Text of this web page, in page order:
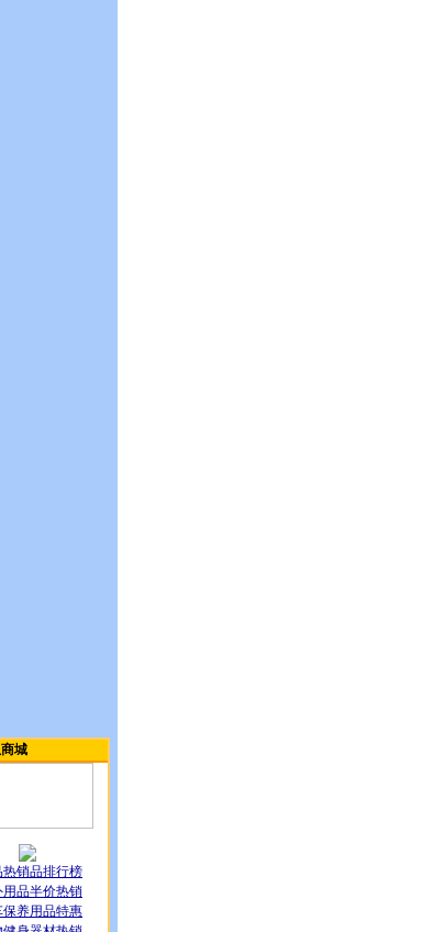
城
热销品排行榜
用品半价热销
保养用品特惠